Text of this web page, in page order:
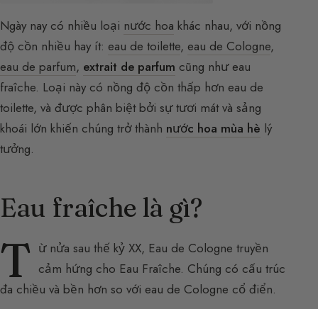
Ngày nay có nhiều loại nước hoa khác nhau, với nồng
độ cồn nhiều hay ít: eau de toilette, eau de Cologne,
eau de parfum, extrait de parfum cũng như eau
fraîche. Loại này có nồng độ cồn thấp hơn eau de
toilette, và được phân biệt bởi sự tươi mát và sảng
khoái lớn khiến chúng trở thành nước hoa mùa hè lý
tưởng.
Eau fraîche là gì?
T ừ nửa sau thế kỷ XX, Eau de Cologne truyền
cảm hứng cho Eau Fraîche. Chúng có cấu trúc
đa chiều và bền hơn so với eau de Cologne cổ điển.